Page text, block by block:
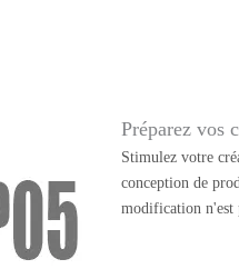
Préparez vos
Stimulez votre
conception de
modification n'est